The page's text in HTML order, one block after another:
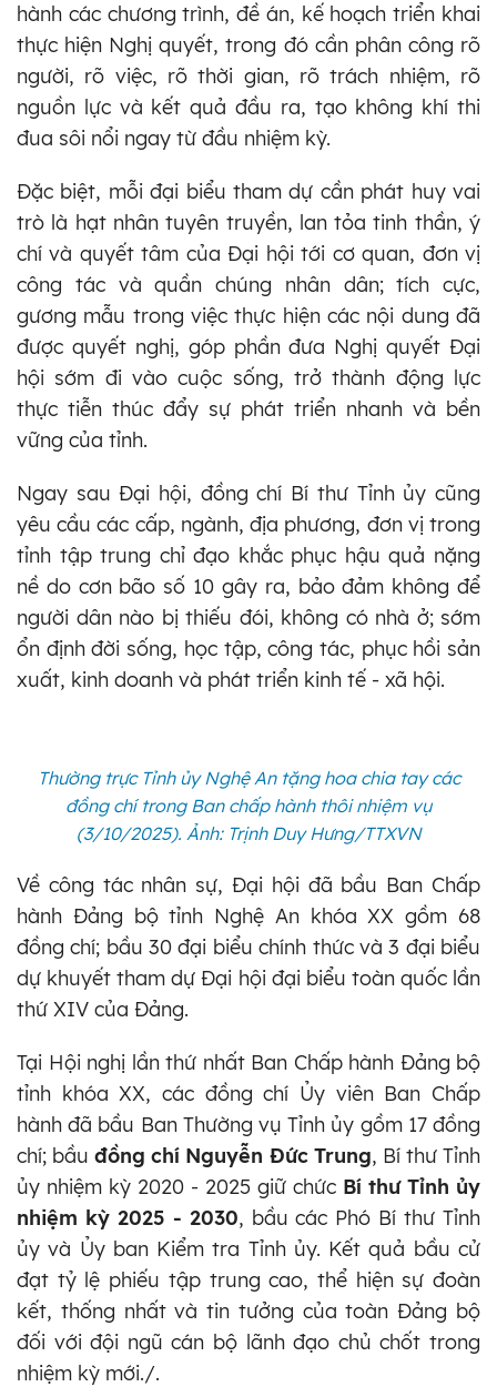
hành các chương trình, đề án, kế hoạch triển khai
thực hiện Nghị quyết, trong đó cần phân công rõ
người, rõ việc, rõ thời gian, rõ trách nhiệm, rõ
nguồn lực và kết quả đầu ra, tạo không khí thi
đua sôi nổi ngay từ đầu nhiệm kỳ.
Đặc biệt, mỗi đại biểu tham dự cần phát huy vai
trò là hạt nhân tuyên truyền, lan tỏa tinh thần, ý
chí và quyết tâm của Đại hội tới cơ quan, đơn vị
công tác và quần chúng nhân dân; tích cực,
gương mẫu trong việc thực hiện các nội dung đã
được quyết nghị, góp phần đưa Nghị quyết Đại
hội sớm đi vào cuộc sống, trở thành động lực
thực tiễn thúc đẩy sự phát triển nhanh và bền
vững của tỉnh.
Ngay sau Đại hội, đồng chí Bí thư Tỉnh ủy cũng
yêu cầu các cấp, ngành, địa phương, đơn vị trong
tỉnh tập trung chỉ đạo khắc phục hậu quả nặng
nề do cơn bão số 10 gây ra, bảo đảm không để
người dân nào bị thiếu đói, không có nhà ở; sớm
ổn định đời sống, học tập, công tác, phục hồi sản
xuất, kinh doanh và phát triển kinh tế - xã hội.
Thường trực Tỉnh ủy Nghệ An tặng hoa chia tay các
đồng chí trong Ban chấp hành thôi nhiệm vụ
(3/10/2025). Ảnh: Trịnh Duy Hưng/TTXVN
Về công tác nhân sự, Đại hội đã bầu Ban Chấp
hành Đảng bộ tỉnh Nghệ An khóa XX gồm 68
đồng chí; bầu 30 đại biểu chính thức và 3 đại biểu
dự khuyết tham dự Đại hội đại biểu toàn quốc lần
thứ XIV của Đảng.
Tại Hội nghị lần thứ nhất Ban Chấp hành Đảng bộ
tỉnh khóa XX, các đồng chí Ủy viên Ban Chấp
hành đã bầu Ban Thường vụ Tỉnh ủy gồm 17 đồng
chí; bầuđồng chí Nguyễn Đức Trung, Bí thư Tỉnh
ủy nhiệm kỳ 2020 - 2025 giữ chức Bí thư Tỉnh ủy
nhiệm kỳ 2025 - 2030, bầu các Phó Bí thư Tỉnh
ủy và Ủy ban Kiểm tra Tỉnh ủy. Kết quả bầu cử
đạt tỷ lệ phiếu tập trung cao, thể hiện sự đoàn
kết, thống nhất và tin tưởng của toàn Đảng bộ
đối với đội ngũ cán bộ lãnh đạo chủ chốt trong
nhiệm kỳ mới./.